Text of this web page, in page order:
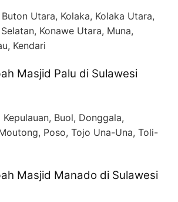
Utara, Kolaka, Kolaka Utara,
Konawe Utara, Muna,
Kendari
Masjid Palu di Sulawesi
Buol, Donggala,
Poso, Tojo Una-Una, Toli-
Masjid Manado di Sulawesi